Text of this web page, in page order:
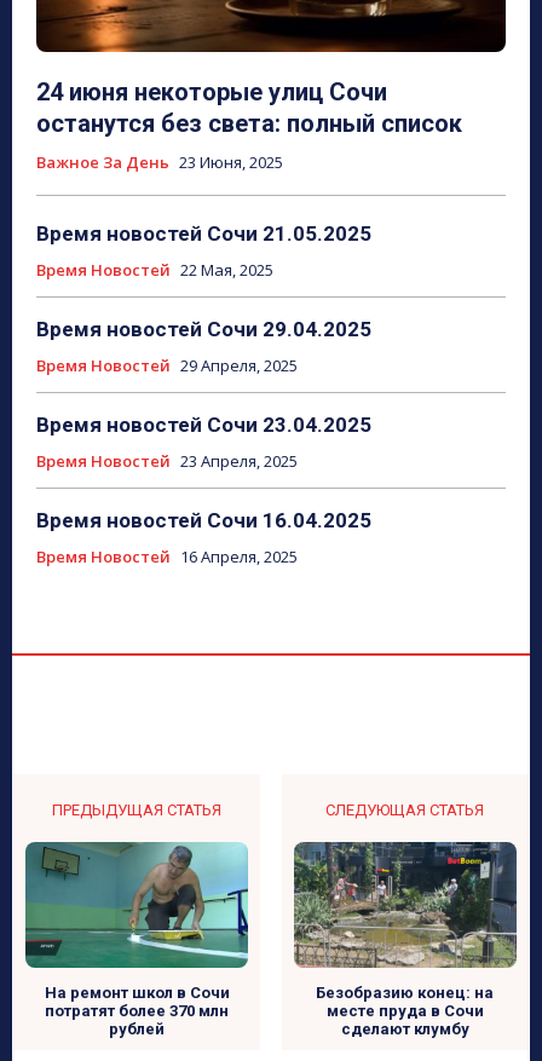
24 июня некоторые улиц Сочи
останутся без света: полный список
Важное За День 23 Июня, 2025
Время новостей Сочи 21.05.2025
Время Новостей 22 Мая, 2025
Время новостей Сочи 29.04.2025
Время Новостей 29 Апреля, 2025
Время новостей Сочи 23.04.2025
Время Новостей 23 Апреля, 2025
Время новостей Сочи 16.04.2025
Время Новостей 16 Апреля, 2025
ПРЕДЫДУЩАЯ СТАТЬЯ
На ремонт школ в Сочи
потратят более 370 млн
рублей
СЛЕДУЮЩАЯ СТАТЬЯ
Безобразию конец: на
месте пруда в Сочи
сделают клумбу